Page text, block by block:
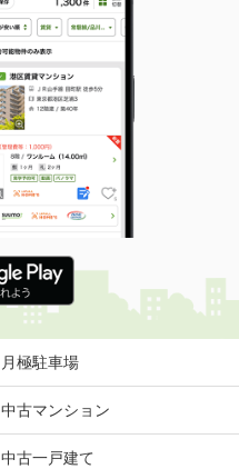
月極駐車場
中古マンション
中古一戸建て